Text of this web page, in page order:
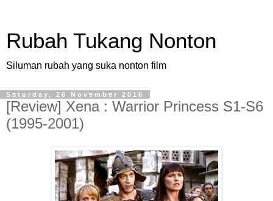
Rubah Tukang Nonton
Siluman rubah yang suka nonton film
Saturday, 26 November 2016
[Review] Xena : Warrior Princess S1-S6
(1995-2001)